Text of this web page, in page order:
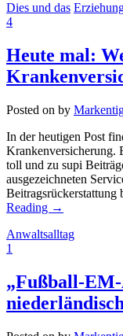
Dies und das
4
Heute mal:
Posted on by
In der heutigen Post
Krankenversicherung.
toll und zu supi
ausgezeichneten
Reading →
Anwaltsalltag
1
„Fußball-